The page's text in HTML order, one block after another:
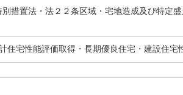
措置法・法２２条区域・宅地造成及び特定
住宅性能評価取得・長期優良住宅・建設住宅